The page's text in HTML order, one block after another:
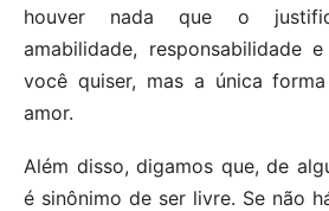
houver nada que o
amabilidade, responsabilidade
você quiser, mas a única
amor.
Além disso, digamos que, de
é sinônimo de ser livre. Se não